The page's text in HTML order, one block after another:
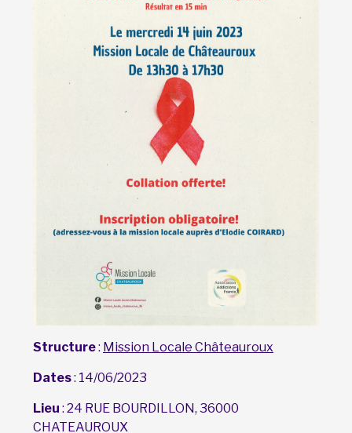
Structure: Mission Locale Châteauroux
Dates: 14/06/2023
Lieu : 24 RUE BOURDILLON, 36000
CHATEAUROUX